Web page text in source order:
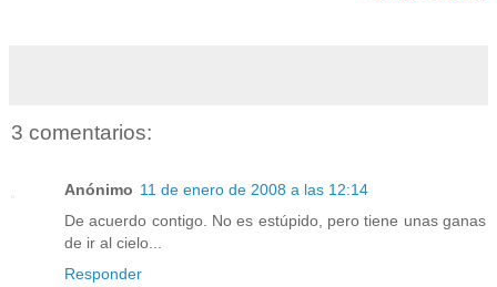
3 comentarios:
Anónimo 11 de enero de 2008 a las 12:14
De acuerdo contigo. No es estúpido, pero tiene unas ganas
de ir al cielo...
Responder